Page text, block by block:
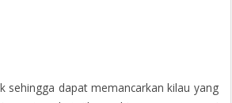
sehingga dapat memancarkan kilau yang